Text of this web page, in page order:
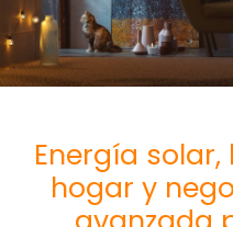
Energía
hogar y